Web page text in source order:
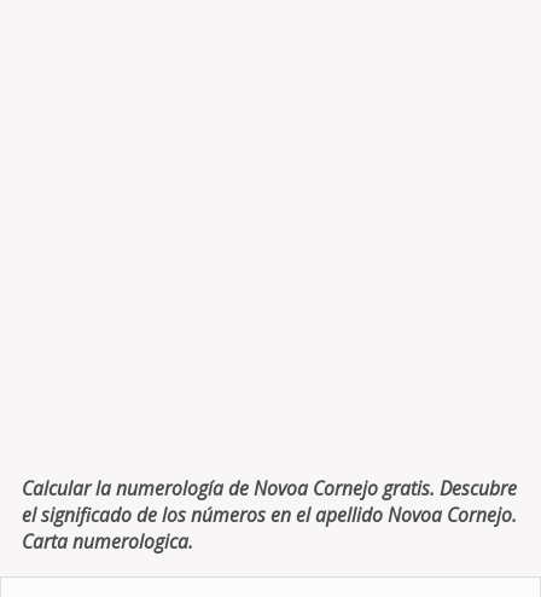
Calcular la numerología de Novoa Cornejo gratis. Descubre
el significado de los números en el apellido Novoa Cornejo.
Carta numerologica.